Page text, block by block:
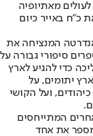
לעולים מאתיופיה
כ"ח באייר כיום
המנציחה את
סיפורי גבורה על
כדי להגיע לארץ
יתומים, על
ועל הקושי
המתייחסים
את אחד